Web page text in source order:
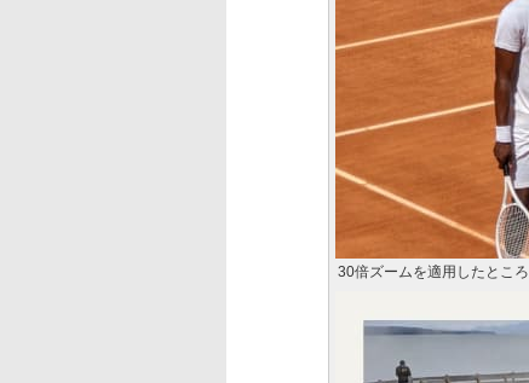
30倍ズームを適用したところ